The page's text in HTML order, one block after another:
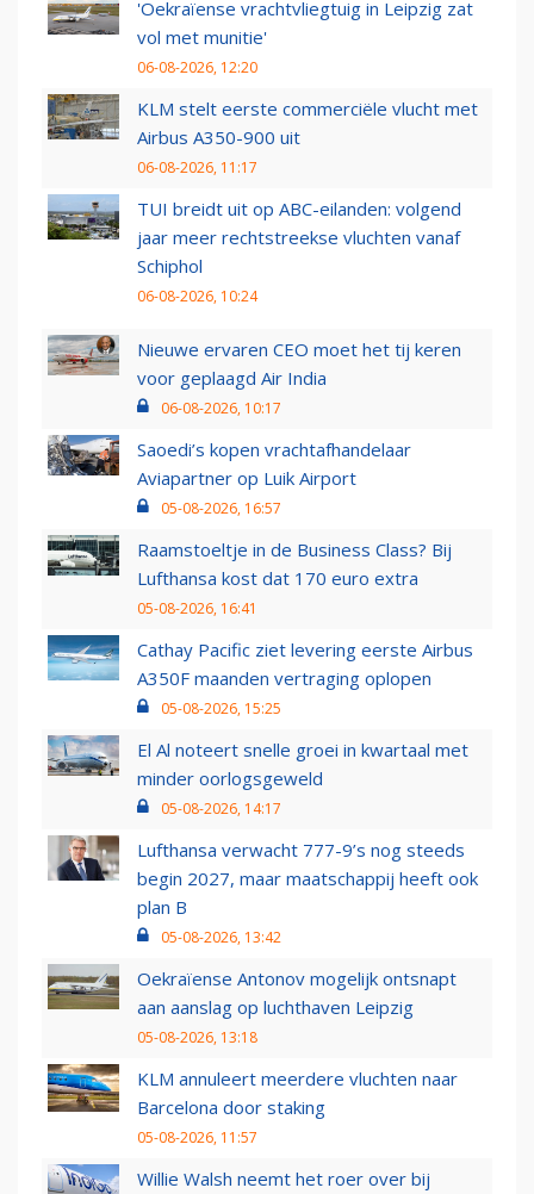
'Oekraïense vrachtvliegtuig in Leipzig zat
vol met munitie'
06-08-2026, 12:20
KLM stelt eerste commerciële vlucht met
Airbus A350-900 uit
06-08-2026, 11:17
TUI breidt uit op ABC-eilanden: volgend
jaar meer rechtstreekse vluchten vanaf
Schiphol
06-08-2026, 10:24
Nieuwe ervaren CEO moet het tij keren
voor geplaagd Air India
06-08-2026, 10:17
Saoedi’s kopen vrachtafhandelaar
Aviapartner op Luik Airport
05-08-2026, 16:57
Raamstoeltje in de Business Class? Bij
Lufthansa kost dat 170 euro extra
05-08-2026, 16:41
Cathay Pacific ziet levering eerste Airbus
A350F maanden vertraging oplopen
05-08-2026, 15:25
El Al noteert snelle groei in kwartaal met
minder oorlogsgeweld
05-08-2026, 14:17
Lufthansa verwacht 777-9’s nog steeds
begin 2027, maar maatschappij heeft ook
plan B
05-08-2026, 13:42
Oekraïense Antonov mogelijk ontsnapt
aan aanslag op luchthaven Leipzig
05-08-2026, 13:18
KLM annuleert meerdere vluchten naar
Barcelona door staking
05-08-2026, 11:57
Willie Walsh neemt het roer over bij